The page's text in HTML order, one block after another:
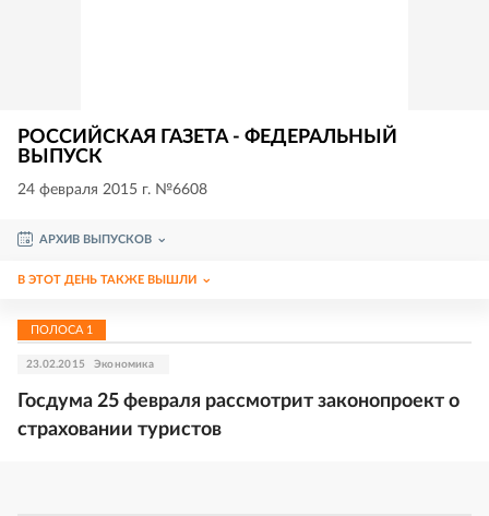
РОССИЙСКАЯ ГАЗЕТА - ФЕДЕРАЛЬНЫЙ
ВЫПУСК
24 февраля 2015 г. №6608
АРХИВ ВЫПУСКОВ
В ЭТОТ ДЕНЬ ТАКЖЕ ВЫШЛИ
ПОЛОСА 1
23.02.2015 Экономика
Госдума 25 февраля рассмотрит законопроект о
страховании туристов